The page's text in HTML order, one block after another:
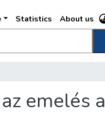
Statistics About us
emelés a